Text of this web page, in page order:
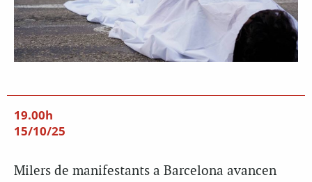
19.00h
15/10/25
Milers de manifestants a Barcelona avancen